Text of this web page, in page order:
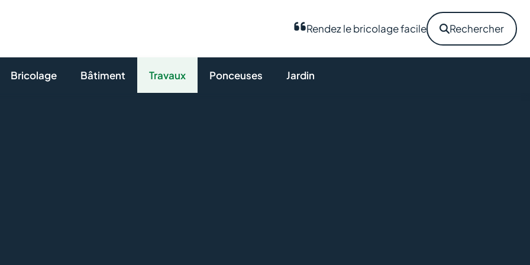
Rendez le bricolage facile Rechercher
Bricolage Bâtiment Travaux Ponceuses Jardin